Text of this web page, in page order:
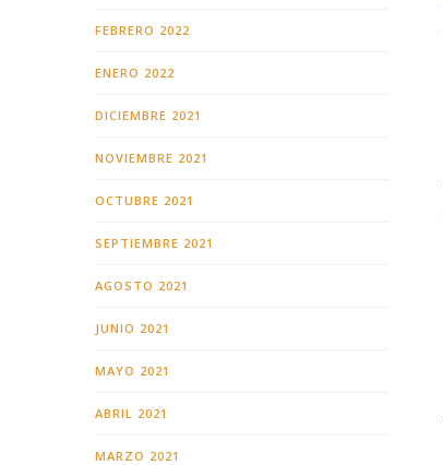
FEBRERO 2022
ENERO 2022
DICIEMBRE 2021
NOVIEMBRE 2021
OCTUBRE 2021
SEPTIEMBRE 2021
AGOSTO 2021
JUNIO 2021
MAYO 2021
ABRIL 2021
MARZO 2021